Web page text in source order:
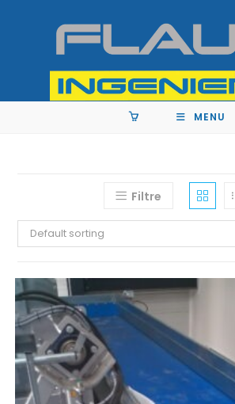
MENU
Filtre
Default sorting